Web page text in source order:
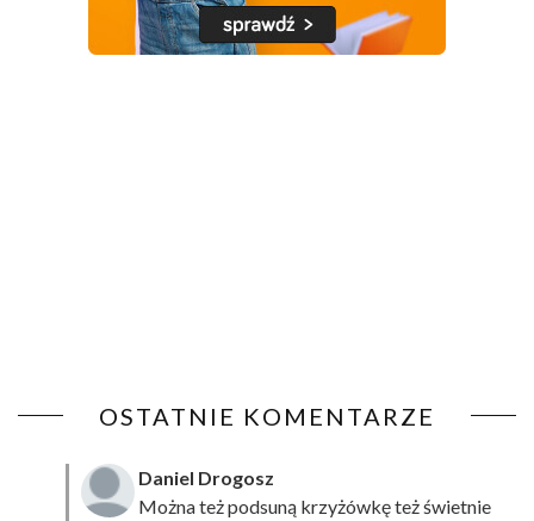
OSTATNIE KOMENTARZE
Daniel Drogosz
Można też podsuną krzyżówkęteż świetnie